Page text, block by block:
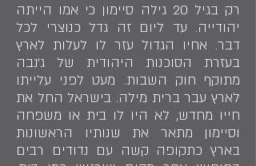
רק בגיל 20 גילה סיימון כי אמו הייתה
יהודייה. עד ליום זה גדל כנוצרי לכל
דבר. אחיו הגדול עזר לו לעלות לארץ
בעזרת הסוכנות היהודית של ג'נבה
מתוקף חוק השבות. מעט לפני עלייתו
לארץ עבר ברית מילה. בישראל החל את
חייו מחדש, לא היו לו בית או משפחה
וסיימון מתאר את שנותיו הראשונות
בארץ כתקופה קשה עם נדודים רבים